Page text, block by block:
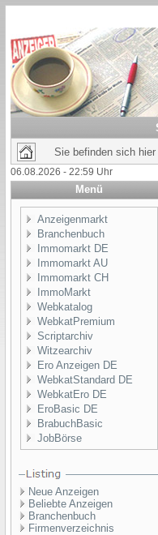
Sie befinden sich
06.08.2026 - 22:59 Uhr
Menü
Anzeigenmarkt
Branchenbuch
Immomarkt DE
Immomarkt AU
Immomarkt CH
ImmoMarkt
Webkatalog
WebkatPremium
Scriptarchiv
Witzearchiv
Ero Anzeigen DE
WebkatStandard DE
WebkatEro DE
EroBasic DE
BrabuchBasic
JobBörse
Neue Anzeigen
Beliebte Anzeigen
Branchenbuch
Firmenverzeichnis